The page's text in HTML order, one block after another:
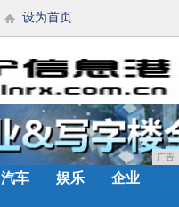
设为首页
广告
汽车 娱乐 企业